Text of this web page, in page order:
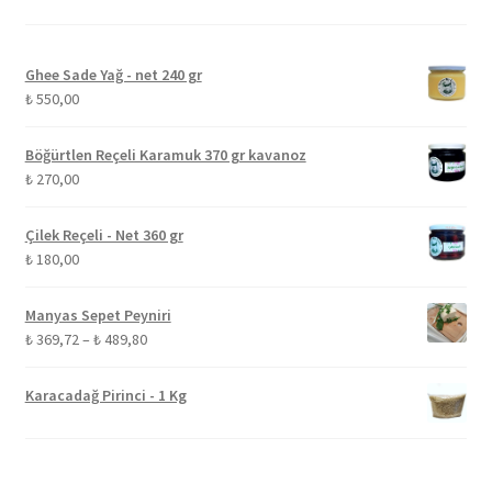
Ghee Sade Yağ - net 240 gr
₺550,00
Böğürtlen Reçeli Karamuk 370 gr kavanoz
₺270,00
Çilek Reçeli - Net 360 gr
₺180,00
Manyas Sepet Peyniri
₺369,72– ₺489,80Fiyat
₺ 369,72
Karacadağ Pirinci - 1 Kg